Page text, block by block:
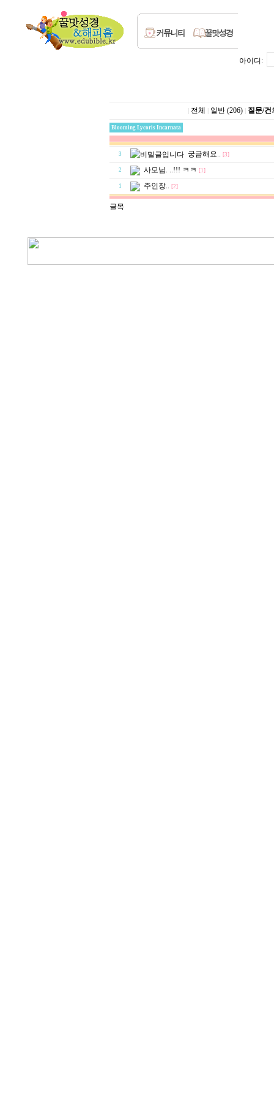
아이디:
전체 일반 (206) 질문/건
Blooming Lycoris Incarnata
3 궁금해요.. [3]
2 사모님. ..!!! ㅋㅋ [1]
1 주인장.. [2]